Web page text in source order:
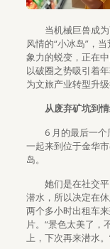
当机械巨兽成
风情的“小冰岛”，
象力的蜕变，正在
以破圈之势吸引着
为文旅产业转型升
从废弃矿坑到
6 月的最后一
一起来到位于金华
岛。
她们是在社交
潜水，所以决定在
两个多小时出租车
片。“景色太美了，
上，下次再来潜水。